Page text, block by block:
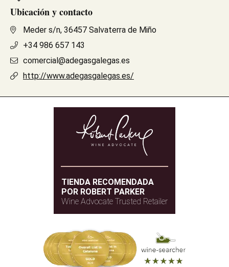
Ubicación y contacto
Meder s/n, 36457 Salvaterra de Miño
+34 986 657 143
comercial@adegasgalegas.es
http://www.adegasgalegas.es/
TIENDA RECOMENDADA
POR ROBERT PARKER
Wine Advocate Trusted Retailer